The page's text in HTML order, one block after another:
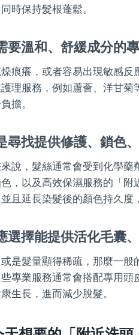
時保持髮根蓬鬆。
要溫和、舒緩成分的
痕癢，或者容易出現敏感
理服務，例如蘆薈、洋甘
擔。
尋找提供修護、鎖色
說，髮絲通常會受到化學
，以及高效保濕服務的「
且延長染髮後的顏色持久度
選擇能提供活化毛囊
是髮量顯得稀疏，那麼一般
專業服務通常會搭配專用
生長，進而減少脫髮。